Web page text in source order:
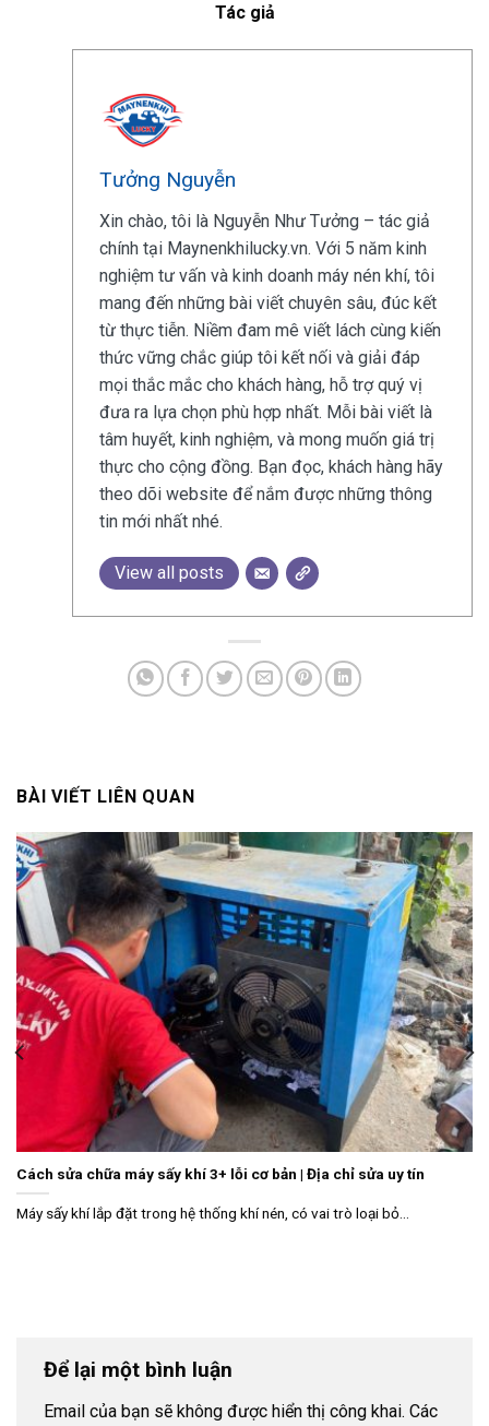
Tác giả
Tưởng Nguyễn
Xin chào, tôi là Nguyễn Như Tưởng – tác giả
chính tại Maynenkhilucky.vn. Với 5 năm kinh
nghiệm tư vấn và kinh doanh máy nén khí, tôi
mang đến những bài viết chuyên sâu, đúc kết
từ thực tiễn. Niềm đam mê viết lách cùng kiến
thức vững chắc giúp tôi kết nối và giải đáp
mọi thắc mắc cho khách hàng, hỗ trợ quý vị
đưa ra lựa chọn phù hợp nhất. Mỗi bài viết là
tâm huyết, kinh nghiệm, và mong muốn giá trị
thực cho cộng đồng. Bạn đọc, khách hàng hãy
theo dõi website để nắm được những thông
tin mới nhất nhé.
View all posts
BÀI VIẾT LIÊN QUAN
Cách sửa chữa máy sấy khí 3+ lỗi cơ bản | Địa chỉ sửa uy tín
Máy sấy khí lắp đặt trong hệ thống khí nén, có vai trò loại bỏ...
Để lại một bình luận
Email của bạn sẽ không được hiển thị công khai. Các